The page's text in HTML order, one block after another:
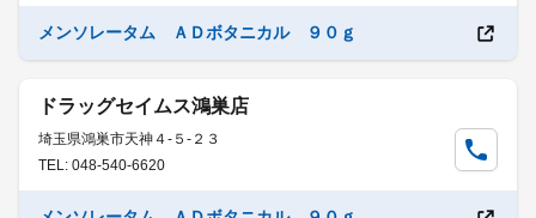
メンソレータム ＡＤボタニカル ９０ｇ
ドラッグセイムス鴻巣店
埼玉県鴻巣市天神４-５-２３
TEL: 048-540-6620